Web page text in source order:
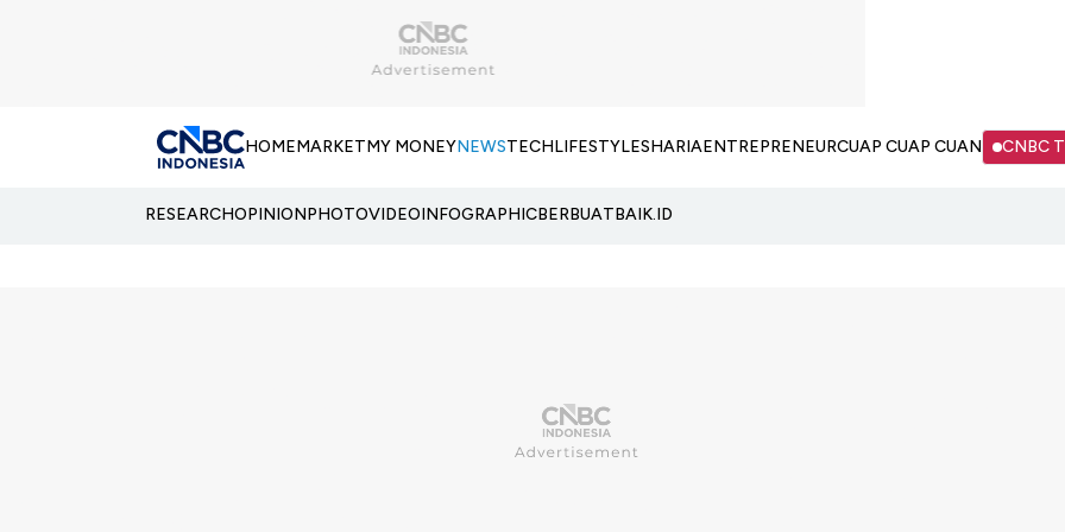
HOMEMARKETMY MONEYNEWSTECHLIFESTYLESHARIAENTREPRENEURCUAP CUAP CUAN CNBC
RESEARCHOPINIONPHOTOVIDEOINFOGRAPHICBERBUATBAIK.ID